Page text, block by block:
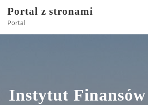
content
Portal z stronami
Portal
Instytut